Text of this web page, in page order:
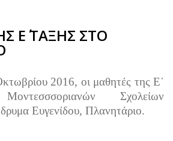
Ε΄ ΤΑΞΗΣ ΣΤΟ
2016, οι μαθητές της Ε΄
Σχολείων
Ευγενίδου, Πλανητάριο.